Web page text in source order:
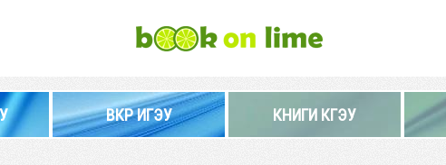
ВКР ИГЭУ КНИГИ КГЭУ